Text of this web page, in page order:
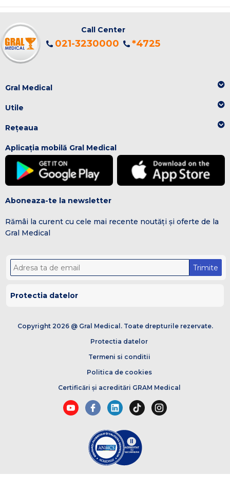
Call Center
021-3230000 *4725
Gral Medical
Utile
Rețeaua
Aplicația mobilă Gral Medical
Aboneaza-te la newsletter
Rămâi la curent cu cele mai recente noutăți și oferte de la
Gral Medical
Trimite
Protectia datelor
Copyright 2026 @ Gral Medical. Toate drepturile rezervate.
Protectia datelor
Termeni si conditii
Politica de cookies
Certificări și acreditări GRAM Medical